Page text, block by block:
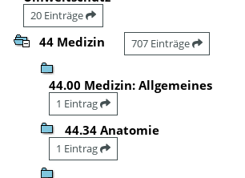
20 Einträge
44 Medizin 707 Einträge
44.00 Medizin: Allgemeines
1 Eintrag
44.34 Anatomie
1 Eintrag